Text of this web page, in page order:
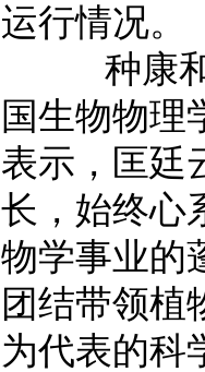
运行情况。
种康和姜
国生物物理
表示，匡廷
长，始终心
物学事业的
团结带领植
为代表的科